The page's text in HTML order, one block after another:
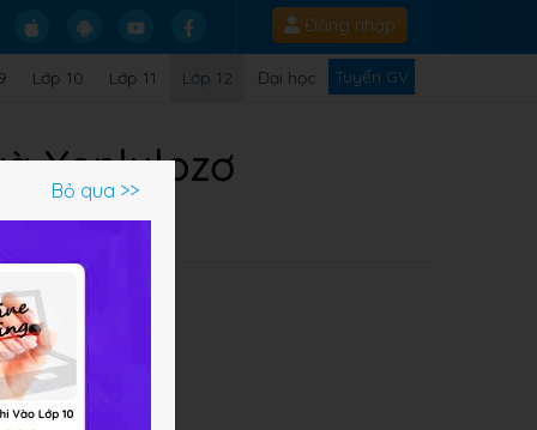
Đăng nhập
Lớp 10 Lớp 11 Lớp 12 Đại học Tuyển GV
Xenlulozơ
Bỏ qua >>